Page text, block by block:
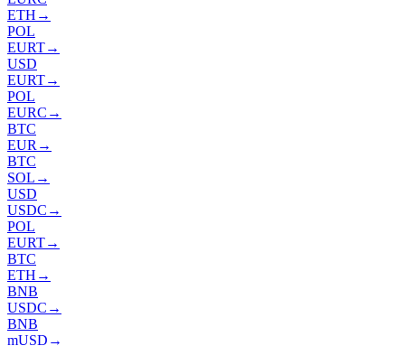
ETH →
POL
EURT→
USD
EURT→
POL
EURC →
BTC
EUR →
BTC
SOL →
USD
USDC →
POL
EURT→
BTC
ETH →
BNB
USDC →
BNB
mUSD →